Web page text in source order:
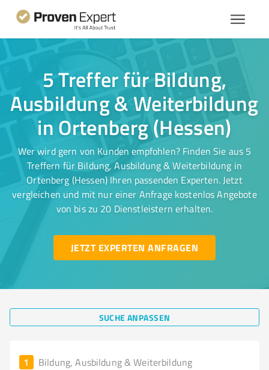
5 Treffer für Bildung,
Ausbildung & Weiterbildung
in Ortenberg (Hessen)
Wer wird gern von Kunden empfohlen? Finden Sie aus 5
Treffern für Bildung, Ausbildung & Weiterbildung in
Ortenberg (Hessen) Ihren passenden Experten. Jetzt
vergleichen und mit nur einer Anfrage kostenlos Angebote
von bis zu 20 Dienstleistern erhalten.
JETZT EXPERTEN ANFRAGEN
SUCHE ANPASSEN
1 Bildung, Ausbildung & Weiterbildung